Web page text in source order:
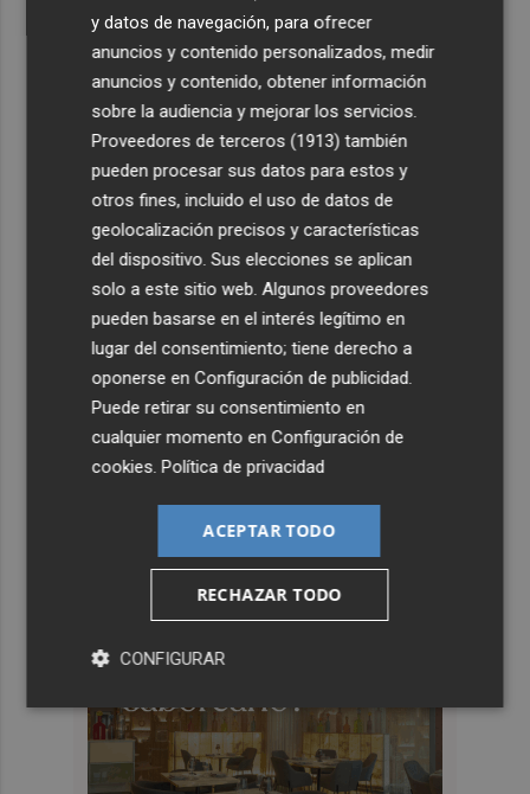
y datos de navegación, para ofrecer
anuncios y contenido personalizados, medir
anuncios y contenido, obtener información
sobre la audiencia y mejorar los servicios.
Proveedores de terceros (1913) también
pueden procesar sus datos para estos y
otros fines, incluido el uso de datos de
geolocalización precisos y características
del dispositivo. Sus elecciones se aplican
solo a este sitio web. Algunos proveedores
pueden basarse en el interés legítimo en
lugar del consentimiento; tiene derecho a
oponerse enConfiguración de publicidad
Puede retirar su consentimiento en
cualquier momento enConfiguración de
cookies .Política de privacidad
ACEPTAR TODO
RECHAZAR TODO
CONFIGURAR